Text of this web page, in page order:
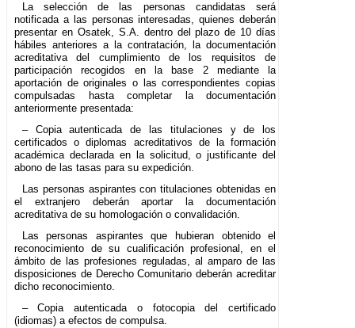
La selección de las personas candidatas será
notificada a las personas interesadas, quienes deberán
presentar en Osatek, S.A. dentro del plazo de 10 días
hábiles anteriores a la contratación, la documentación
acreditativa del cumplimiento de los requisitos de
participación recogidos en la base 2 mediante la
aportación de originales o las correspondientes copias
compulsadas hasta completar la documentación
anteriormente presentada:
– Copia autenticada de las titulaciones y de los
certificados o diplomas acreditativos de la formación
académica declarada en la solicitud, o justificante del
abono de las tasas para su expedición.
Las personas aspirantes con titulaciones obtenidas en
el extranjero deberán aportar la documentación
acreditativa de su homologación o convalidación.
Las personas aspirantes que hubieran obtenido el
reconocimiento de su cualificación profesional, en el
ámbito de las profesiones reguladas, al amparo de las
disposiciones de Derecho Comunitario deberán acreditar
dicho reconocimiento.
– Copia autenticada o fotocopia del certificado
(idiomas) a efectos de compulsa.